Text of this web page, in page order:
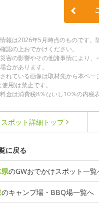
報は2026年5月時点のものです。
認の上おでかけください。
害の影響やその他諸事情により、
合があります。
れている画像は取材先から本ペー
用)は禁止です。
金は消費税8％ないし10％の内税表
スポット詳細 トップ
に戻る
のGWおでかけスポット一覧
のキャンプ場・BBQ場一覧へ